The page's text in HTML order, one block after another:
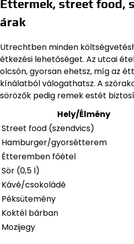
Éttermek, street food,
árak
Utrechtben minden
étkezési lehetőséget. Az utcai
olcsón, gyorsan ehetsz, míg az
kínálatból válogathatsz. A
sörözők pedig remek estét
Hely/Élmény
Street food (szendvics)
Hamburger/gyorsétterem
Étteremben főétel
Sör (0,5 l)
Kávé/csokoládé
Péksütemény
Koktél bárban
Mozijegy